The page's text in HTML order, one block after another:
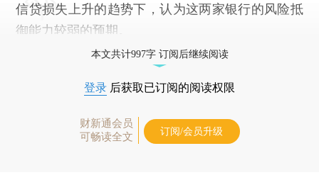
信贷损失上升的趋势下，认为这两家银行的风险抵
御能力较弱的预期。
本文共计997字 订阅后继续阅读
登录 后获取已订阅的阅读权限
财新通会员
可畅读全文
订阅/会员升级